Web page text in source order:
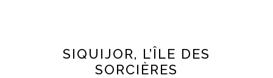
SIQUIJOR, L’ÎLE DES
SORCIÈRES